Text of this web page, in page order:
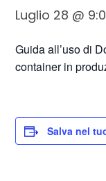
Luglio 28 @
Guida all’uso di
container in
Salva nel